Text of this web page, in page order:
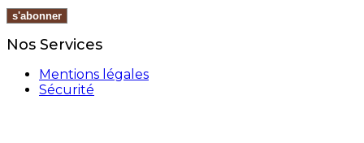
Nos Services
Mentions légales
Sécurité